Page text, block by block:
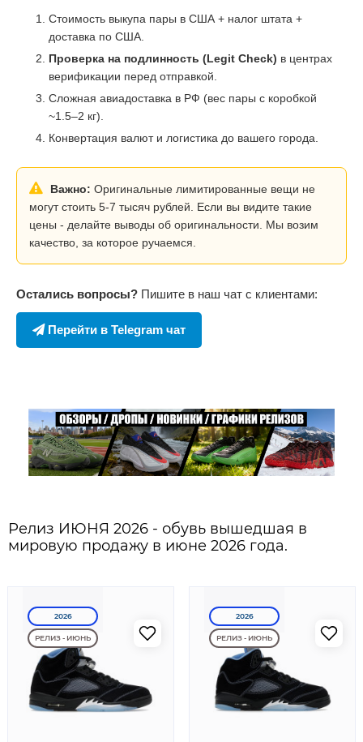
Стоимость выкупа пары в США + налог штата +
доставка по США.
Проверка на подлинность (Legit Check) в центрах
верификации перед отправкой.
Сложная авиадоставка в РФ (вес пары с коробкой
~1.5–2 кг).
Конвертация валют и логистика до вашего города.
Важно: Оригинальные лимитированные вещи не
могут стоить 5-7 тысяч рублей. Если вы видите такие
цены - делайте выводы об оригинальности. Мы возим
качество, за которое ручаемся.
Остались вопросы? Пишите в наш чат с клиентами:
Перейти в Telegram чат
Релиз ИЮНЯ 2026 - обувь вышедшая в
мировую продажу в июне 2026 года.
2026
РЕЛИЗ - ИЮНЬ
2026
РЕЛИЗ - ИЮНЬ